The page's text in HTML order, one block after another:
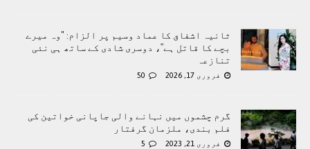
ثانیہ اشفاق کا عماد وسیم پر الزام: "وہ میرے
بچے کا قاتل ہے”، دوسری شادی کے ساتھ ہی نئی
تنازعہ
فروری 17, 2026 50
گرم چشموں میں نہانے والی جاپانی خواتین کی
فلم بندی، ملزمان گرفتار
فروری 21, 2023 5